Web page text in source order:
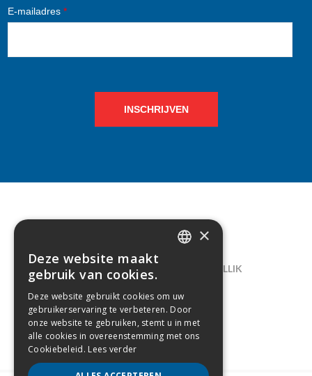
E-mailadres *
INSCHRIJVEN
CONTACT
LELIEGAARDE 22, B-1731 ZELLIK
02/238.10.11
INFO@CREAMODA.BE
BE0407.694.265
×
Deze website maakt
gebruik van cookies.
Deze website gebruikt cookies om uw
gebruikerservaring te verbeteren. Door
onze website te gebruiken, stemt u in met
alle cookies in overeenstemming met ons
Cookiebeleid. Lees verder